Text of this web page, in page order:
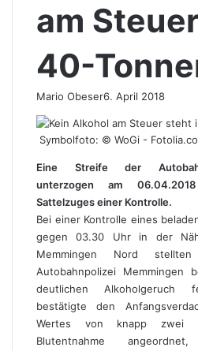
am
40-
Mario Obeser6. April 2018
Symbolfoto: © WoGi -
Eine Streife der
unterzogen am
Sattelzuges einer Kontrolle.
Bei einer Kontrolle eines
gegen 03.30 Uhr in der
Memmingen Nord
Autobahnpolizei Memmingen
deutlichen Alkoholgeruch
bestätigte den
Wertes von knapp zwei
Blutentnahme